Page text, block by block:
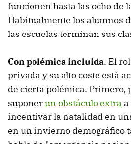
funcionen hasta las ocho de
Habitualmente los alumnos
las escuelas terminan sus
Con polémica incluida. El
privada y su alto coste está
de cierta polémica. Primero,
suponerun obstáculo extra a
incentivar la natalidad en
en un invierno demográfico